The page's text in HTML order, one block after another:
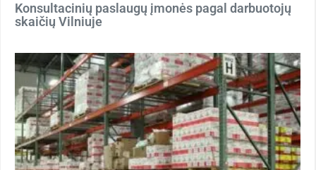
Konsultacinių paslaugų įmonės pagal darbuotojų
skaičių Vilniuje